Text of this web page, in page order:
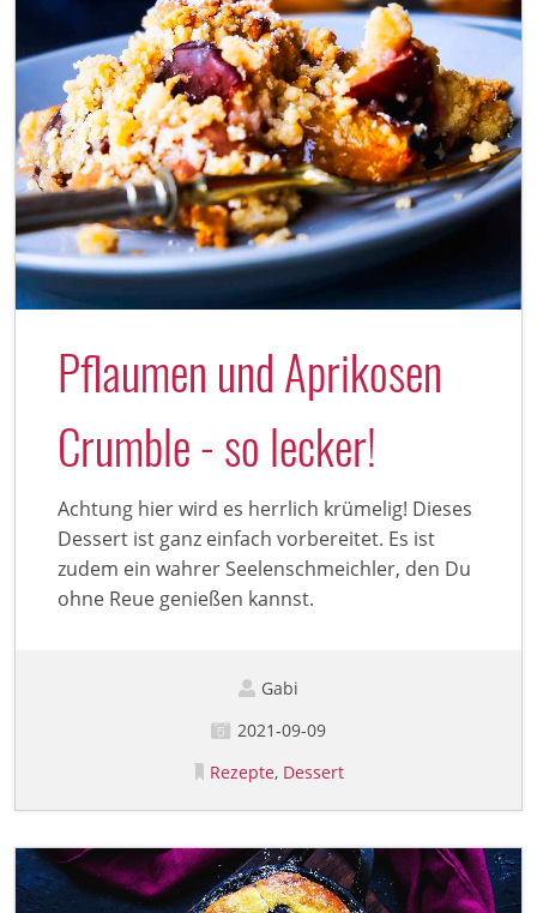
Pflaumen und Aprikosen
Crumble - so lecker!
Achtung hier wird es herrlich krümelig! Dieses
Dessert ist ganz einfach vorbereitet. Es ist
zudem ein wahrer Seelenschmeichler, den Du
ohne Reue genießen kannst.
Gabi
2021-09-09
Rezepte Dessert